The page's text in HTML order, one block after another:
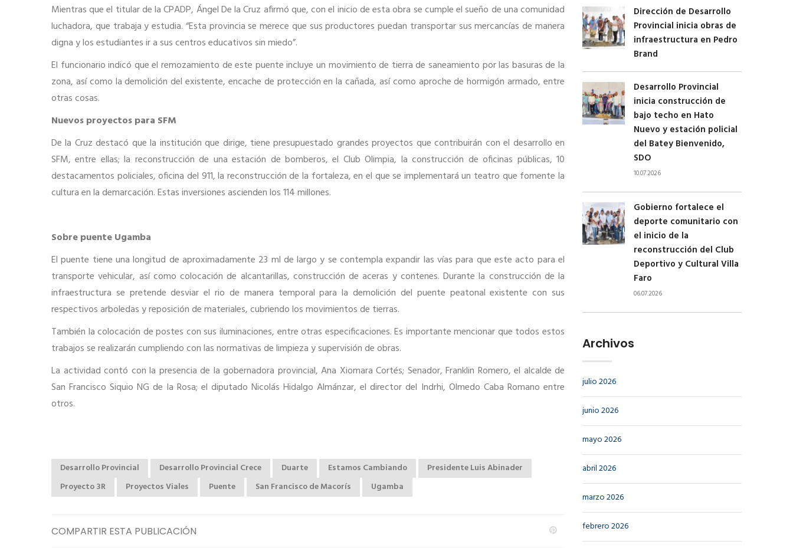
Mientras que el titular de la CPADP, Ángel De la Cruz afirmó que, con el inicio de esta obra se cumple el sueño de una comunidad
luchadora, que trabaja y estudia. “Esta provincia se merece que sus productores puedan transportar sus mercancías de manera
digna y los estudiantes ir a sus centros educativos sin miedo”.
El funcionario indicó que el remozamiento de este puente incluye un movimiento de tierra de saneamiento por las basuras de la
zona, así como la demolición del existente, encache de protección en la cañada, así como aproche de hormigón armado, entre
otras cosas.
Nuevos proyectos para SFM
De la Cruz destacó que la institución que dirige, tiene presupuestado grandes proyectos que contribuirán con el desarrollo en
SFM, entre ellas; la reconstrucción de una estación de bomberos, el Club Olimpia, la construcción de oficinas públicas, 10
destacamentos policiales, oficina del 911, la reconstrucción de la fortaleza, en el que se implementará un teatro que fomente la
cultura en la demarcación. Estas inversiones ascienden los 114 millones.
Sobre puente Ugamba
El puente tiene una longitud de aproximadamente 23 ml de largo y se contempla expandir las vías para que este acto para el
transporte vehicular, así como colocación de alcantarillas, construcción de aceras y contenes. Durante la construcción de la
infraestructura se pretende desviar el rio de manera temporal para la demolición del puente peatonal existente con sus
respectivos arboledas y reposición de materiales, cubriendo los movimientos de tierras.
También la colocación de postes con sus iluminaciones, entre otras especificaciones. Es importante mencionar que todos estos
trabajos se realizarán cumpliendo con las normativas de limpieza y supervisión de obras.
La actividad contó con la presencia de la gobernadora provincial, Ana Xiomara Cortés; Senador, Franklin Romero, el alcalde de
San Francisco Siquio NG de la Rosa; el diputado Nicolás Hidalgo Almánzar, el director del Indrhi, Olmedo Caba Romano entre
otros.
Desarrollo Provincial Desarrollo Provincial Crece Duarte Estamos Cambiando
Presidente Luis Abinader
Proyecto 3R
Proyectos Viales Puente San Francisco de Macorís Ugamba
COMPARTIR ESTA PUBLICACIÓN
Dirección de Desarrollo
Provincial inicia obras de
infraestructura en Pedro
Brand
Desarrollo Provincial
inicia construcción de
bajo techo en Hato
Nuevo y estación policial
del Batey Bienvenido,
SDO
10.07.2026
Gobierno fortalece el
deporte comunitario con
el inicio de la
reconstrucción del Club
Deportivo y Cultural Villa
Faro
06.07.2026
Archivos
julio 2026
junio 2026
mayo 2026
abril 2026
marzo 2026
febrero 2026